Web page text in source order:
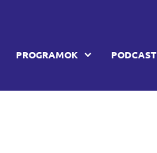
PROGRAMOK PODCAST